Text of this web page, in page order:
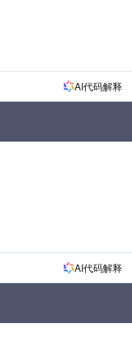
AI代码解释
AI代码解释